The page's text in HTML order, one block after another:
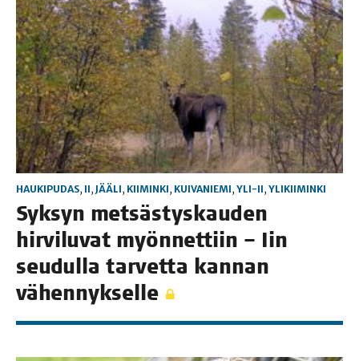
HAUKIPUDAS, II, JÄÄLI, KIIMINKI, KUIVANIEMI, YLI-II, YLIKIIMINKI
Syk­syn met­säs­tys­kau­den
hir­vi­lu­vat myön­net­tiin – Iin
seu­dul­la tar­vet­ta kan­nan
vähennykselle